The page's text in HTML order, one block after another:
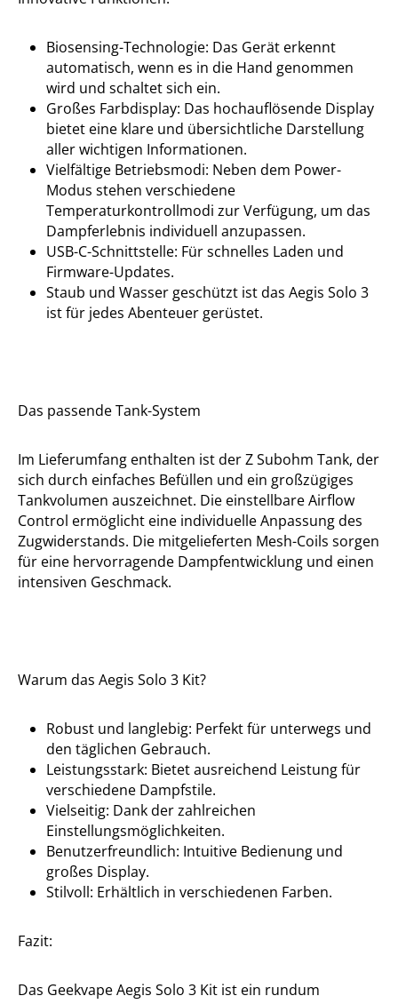
Biosensing-Technologie: Das Gerät erkennt
automatisch, wenn es in die Hand genommen
wird und schaltet sich ein.
Großes Farbdisplay: Das hochauflösende Display
bietet eine klare und übersichtliche Darstellung
aller wichtigen Informationen.
Vielfältige Betriebsmodi: Neben dem Power-
Modus stehen verschiedene
Temperaturkontrollmodi zur Verfügung, um das
Dampferlebnis individuell anzupassen.
USB-C-Schnittstelle: Für schnelles Laden und
Firmware-Updates.
Staub und Wasser geschützt ist das Aegis Solo 3
ist für jedes Abenteuer gerüstet.
Das passende Tank-System
Im Lieferumfang enthalten ist der Z Subohm Tank, der
sich durch einfaches Befüllen und ein großzügiges
Tankvolumen auszeichnet. Die einstellbare Airflow
Control ermöglicht eine individuelle Anpassung des
Zugwiderstands. Die mitgelieferten Mesh-Coils sorgen
für eine hervorragende Dampfentwicklung und einen
intensiven Geschmack.
Warum das Aegis Solo 3 Kit?
Robust und langlebig: Perfekt für unterwegs und
den täglichen Gebrauch.
Leistungsstark: Bietet ausreichend Leistung für
verschiedene Dampfstile.
Vielseitig: Dank der zahlreichen
Einstellungsmöglichkeiten.
Benutzerfreundlich: Intuitive Bedienung und
großes Display.
Stilvoll: Erhältlich in verschiedenen Farben.
Fazit:
Das Geekvape Aegis Solo 3 Kit ist ein rundum